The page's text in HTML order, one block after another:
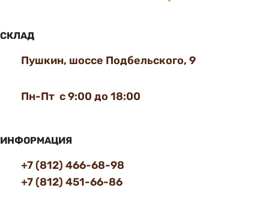
СКЛАД
Пушкин, шоссе Подбельского, 9
Пн-Пт с 9:00 до 18:00
ИНФОРМАЦИЯ
+7 (812) 466-68-98
+7 (812) 451-66-86